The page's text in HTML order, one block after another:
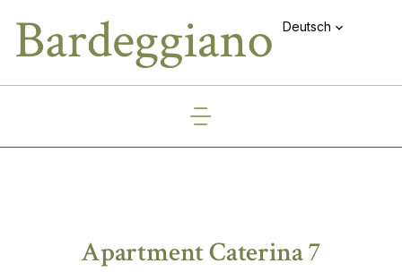
Deutsch
Apartment Caterina 7